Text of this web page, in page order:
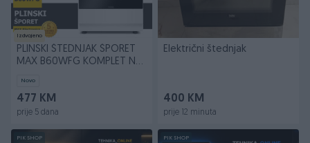
Izdvojeno
PLINSKI ŠTEDNJAK ŠPORET
MAX B60WFG KOMPLET NA
Novo
477 KM
prije 5 dana
Električni štednjak
400 KM
prije 12 minuta
PIK SHOP PIK SHOP